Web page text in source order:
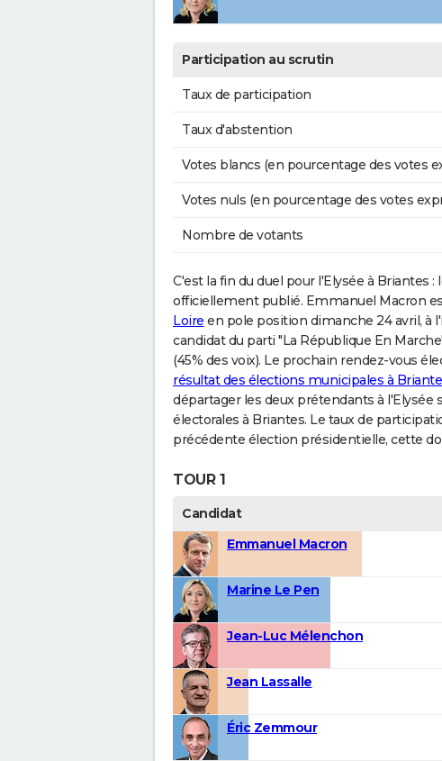
Participation au scrutin
Taux de participation
Taux d'abstention
Votes blancs (en pourcentage des votes
Votes nuls (en pourcentage des votes
Nombre de votants
C'est la fin du duel pour l'Elysée à Briantes :
officiellement publié. Emmanuel Macron
Loire en pole position dimanche 24 avril, à
candidat du parti "La République En
(45% des voix). Le prochain rendez-vous
résultat des élections municipales à
départager les deux prétendants à l'Elysée
électorales à Briantes. Le taux de
précédente élection présidentielle, cette
TOUR 1
Candidat
Emmanuel Macron
Marine Le Pen
Jean-Luc Mélenchon
Jean Lassalle
Éric Zemmour